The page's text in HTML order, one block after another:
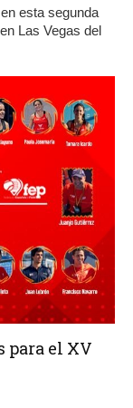
esta segunda
Las Vegas del
para el XV